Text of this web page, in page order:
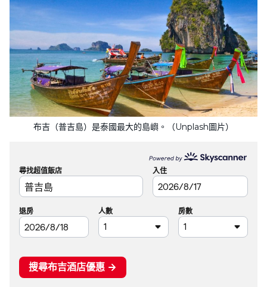
布吉（普吉島）是泰國最大的島嶼。（Unplash圖片）